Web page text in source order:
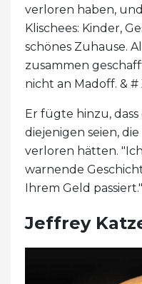
verloren haben,
Klischees: Kinder,
schönes Zuhause.
zusammen
nicht an Madoff. & #
Er fügte hinzu,
diejenigen seien,
verloren hätten.
warnende
Ihrem Geld passiert."
Jeffrey